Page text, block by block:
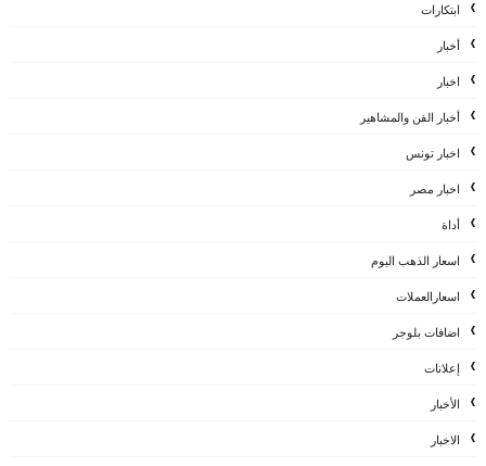
ابتكارات
أخبار
اخبار
أخبار الفن والمشاهير
اخبار تونس
اخبار مصر
أداة
اسعار الذهب اليوم
اسعارالعملات
اضافات بلوجر
إعلانات
الأخبار
الاخبار